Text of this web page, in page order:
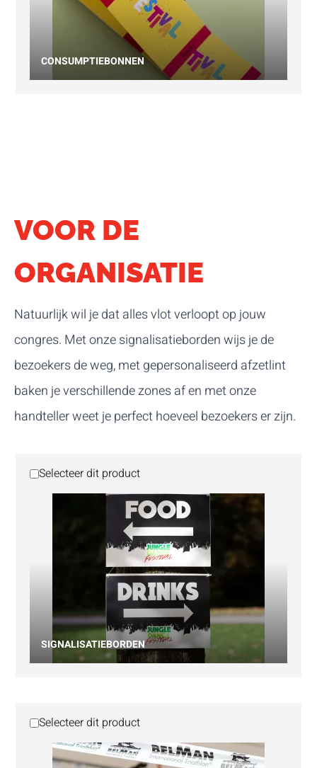
CONSUMPTIEBONNEN
VOOR DE
ORGANISATIE
Natuurlijk wil je dat alles vlot verloopt op jouw
congres. Met onze signalisatieborden wijs je de
bezoekers de weg, met gepersonaliseerd afzetlint
baken je verschillende zones af en met onze
handteller weet je perfect hoeveel bezoekers er zijn.
Selecteer dit product
SIGNALISATIEBORDEN
Selecteer dit product